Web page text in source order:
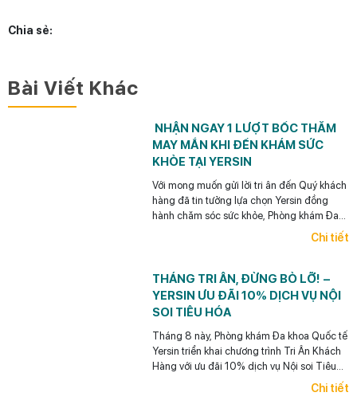
Chia sẻ:
Bài Viết Khác
NHẬN NGAY 1 LƯỢT BỐC THĂM
MAY MẮN KHI ĐẾN KHÁM SỨC
KHỎE TẠI YERSIN
Với mong muốn gửi lời tri ân đến Quý khách
hàng đã tin tưởng lựa chọn Yersin đồng
hành chăm sóc sức khỏe, Phòng khám Đa
khoa Quốc tế Yersin dành tặng mỗi khách
Chi tiết
THÁNG TRI ÂN, ĐỪNG BỎ LỠ! –
YERSIN ƯU ĐÃI 10% DỊCH VỤ NỘI
SOI TIÊU HÓA
Tháng 8 này, Phòng khám Đa khoa Quốc tế
Yersin triển khai chương trình Tri Ân Khách
Hàng với ưu đãi 10% dịch vụ Nội soi Tiêu
hóa dành cho khách hàng cũ đã từng thăm
khám tại Yersin. (Áp dụng đến hết ngày
Chi tiết